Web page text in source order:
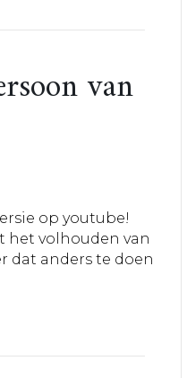
van
op youtube!
het volhouden van
dat anders te doen